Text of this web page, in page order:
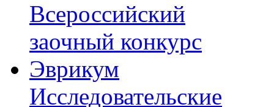
Всероссийский
заочный конкурс
Эврикум
Исследовательские